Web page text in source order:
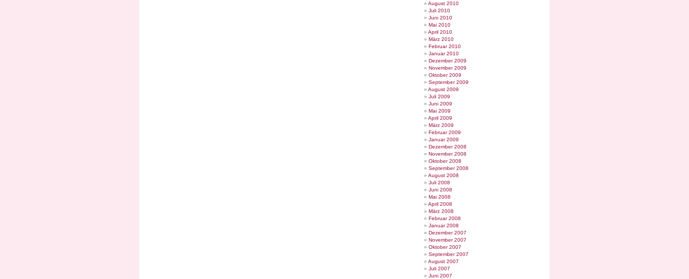
August 2010
Juli 2010
Juni 2010
Mai 2010
April 2010
März 2010
Februar 2010
Januar 2010
Dezember 2009
November 2009
Oktober 2009
September 2009
August 2009
Juli 2009
Juni 2009
Mai 2009
April 2009
März 2009
Februar 2009
Januar 2009
Dezember 2008
November 2008
Oktober 2008
September 2008
August 2008
Juli 2008
Juni 2008
Mai 2008
April 2008
März 2008
Februar 2008
Januar 2008
Dezember 2007
November 2007
Oktober 2007
September 2007
August 2007
Juli 2007
Juni 2007